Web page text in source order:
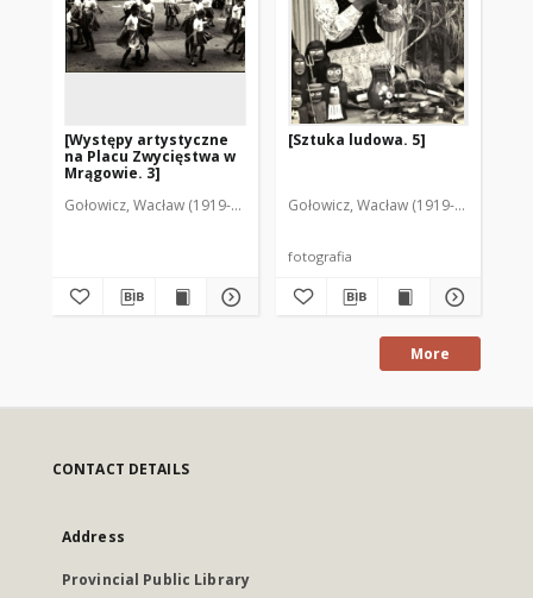
[Występy artystyczne
na Placu Zwycięstwa w
Mrągowie. 3]
Gołowicz, Wacław (1919-1983). Fot.
[Sztuka ludowa. 5]
Gołowicz, Wacław (1919-1983). Fot.
fotografia
More
CONTACT DETAILS
Address
Provincial Public Library